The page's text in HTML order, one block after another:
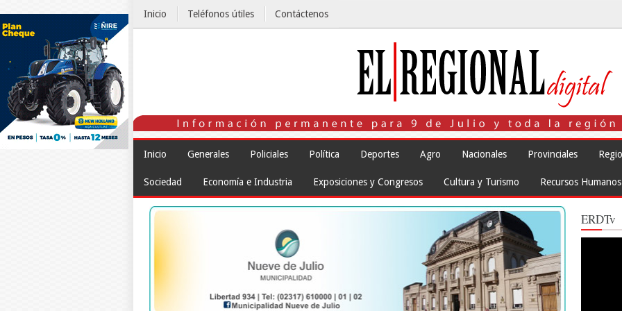
Inicio Teléfonos útiles Contáctenos
Inicio Generales Policiales Política Deportes Agro Nacionales Provinciales
Sociedad Economía e Industria Exposiciones y Congresos Cultura y Turismo Recursos Humanos
ERDTv